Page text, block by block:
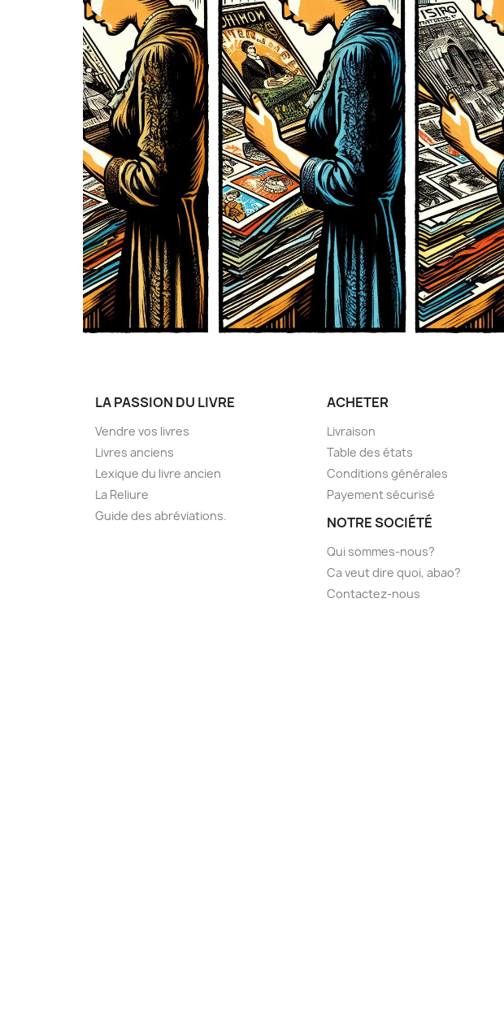
LA PASSION DU LIVRE
Vendre vos livres
Livres anciens
Lexique du livre ancien
La Reliure
Guide des abréviations.
ACHETER
Livraison
Table des états
Conditions générales
Payement sécurisé
NOTRE SOCIÉTÉ
Qui sommes-nous?
Ca veut dire quoi, abao?
Contactez-nous